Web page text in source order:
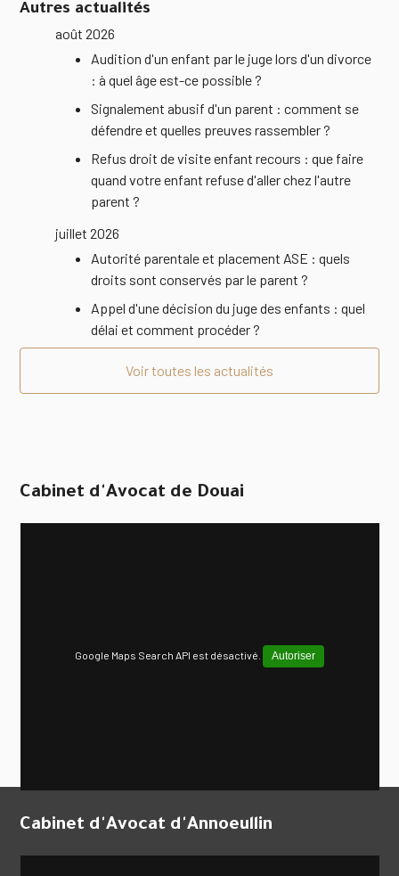
Autres actualités
août 2026
Audition d'un enfant par le juge lors d'un divorce
: à quel âge est-ce possible ?
Signalement abusif d'un parent : comment se
défendre et quelles preuves rassembler ?
Refus droit de visite enfant recours : que faire
quand votre enfant refuse d'aller chez l'autre
parent ?
juillet 2026
Autorité parentale et placement ASE : quels
droits sont conservés par le parent ?
Appel d'une décision du juge des enfants : quel
délai et comment procéder ?
Voir toutes les actualités
Cabinet d'Avocat de Douai
Google Maps Search API est désactivé. Autoriser
Cabinet d'Avocat d'Annoeullin